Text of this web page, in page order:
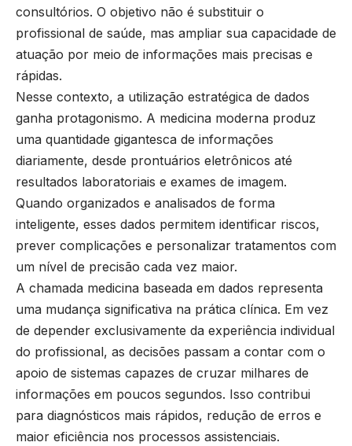
consultórios. O objetivo não é substituir o
profissional de saúde, mas ampliar sua capacidade de
atuação por meio de informações mais precisas e
rápidas.
Nesse contexto, a utilização estratégica de dados
ganha protagonismo. A medicina moderna produz
uma quantidade gigantesca de informações
diariamente, desde prontuários eletrônicos até
resultados laboratoriais e exames de imagem.
Quando organizados e analisados de forma
inteligente, esses dados permitem identificar riscos,
prever complicações e personalizar tratamentos com
um nível de precisão cada vez maior.
A chamada medicina baseada em dados representa
uma mudança significativa na prática clínica. Em vez
de depender exclusivamente da experiência individual
do profissional, as decisões passam a contar com o
apoio de sistemas capazes de cruzar milhares de
informações em poucos segundos. Isso contribui
para diagnósticos mais rápidos, redução de erros e
maior eficiência nos processos assistenciais.